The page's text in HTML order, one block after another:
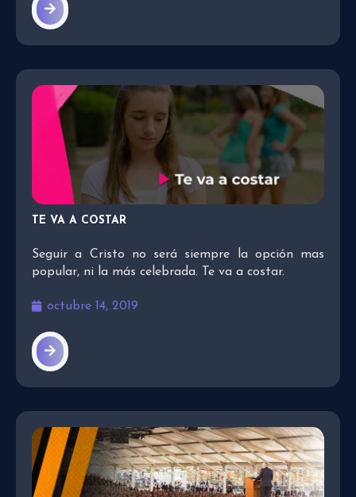
TE VA A COSTAR
Seguir a Cristo no será siempre la opción mas
popular, ni la más celebrada. Te va a costar.
octubre 14, 2019